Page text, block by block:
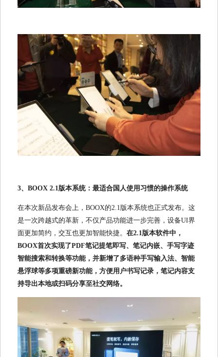
3、BOOX 2.1版本系统：最适合国人使用习惯的操作系统
在本次新品发布会上，BOOX的2.1版本系统也正式发布。这
是一次跨越式的革新，不仅产品功能进一步完善，设备UI界
面更加简约，交互也更加智能快捷。 在2.1版本软件中，
BOOX首次实现了PDF笔记提笔即写、笔记内嵌、手写字迹
智能搜索和转换等功能，并新增了多语种手写输入法、智能
悬浮球等多项重磅新功能，方便用户书写记录，笔记内容支
持导出本地或扫码分享至社交网络。